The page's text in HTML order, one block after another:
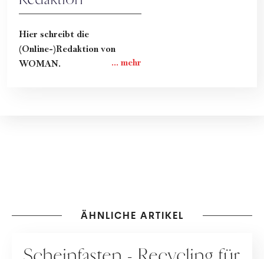
Hier schreibt die
(Online-)Redaktion von
WOMAN.
ÄHNLICHE ARTIKEL